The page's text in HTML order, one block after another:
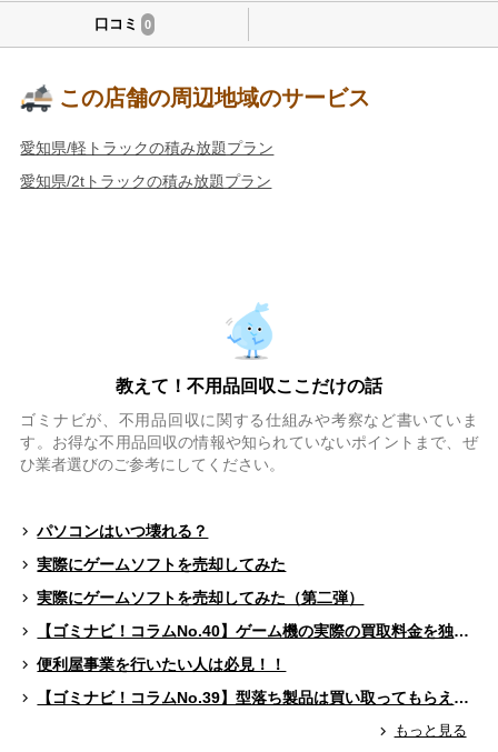
口コミ 0
この店舗の周辺地域のサービス
愛知県/軽トラックの積み放題プラン
愛知県/2tトラックの積み放題プラン
教えて！不用品回収ここだけの話
ゴミナビが、不用品回収に関する仕組みや考察など書いていま
す。お得な不用品回収の情報や知られていないポイントまで、ぜ
ひ業者選びのご参考にしてください。
パソコンはいつ壊れる？
実際にゲームソフトを売却してみた
実際にゲームソフトを売却してみた（第二弾）
【ゴミナビ！コラムNo.40】ゲーム機の実際の買取料金を独自調査！！
便利屋事業を行いたい人は必見！！
【ゴミナビ！コラムNo.39】型落ち製品は買い取ってもらえる？（ゲームソフト編）
もっと見る